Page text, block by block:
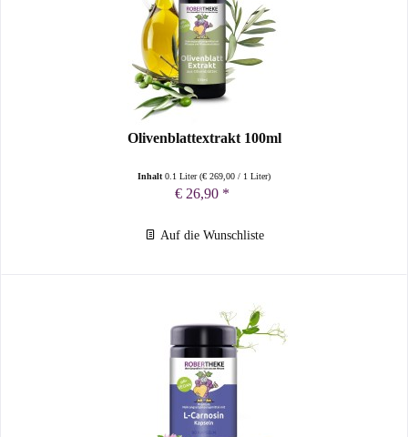
Olivenblattextrakt 100ml
Inhalt0.1 Liter(€ 269,00 / 1 Liter)
€ 26,90 *
Auf die Wunschliste